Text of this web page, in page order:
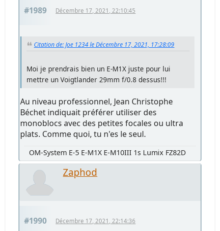
#1989 Décembre 17, 2021, 22:10:45
Citation de: Joe 1234 le Décembre 17, 2021, 17:28:09
Moi je prendrais bien un E-M1X juste pour lui
mettre un Voigtlander 29mm f/0.8 dessus!!!
Au niveau professionnel, Jean Christophe
Béchet indiquait préférer utiliser des
monoblocs avec des petites focales ou ultra
plats. Comme quoi, tu n'es le seul.
OM-System E-5 E-M1X E-M10III 1s Lumix FZ82D
Zaphod
#1990 Décembre 17, 2021, 22:14:36